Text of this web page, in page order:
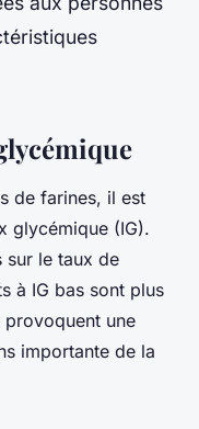
de farines, il est
glycémique (IG).
sur le taux de
à IG bas sont plus
une
importante de la